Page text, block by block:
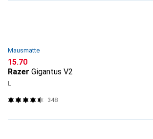
Mausmatte
CHF
15.70
Razer Gigantus V2
L
348